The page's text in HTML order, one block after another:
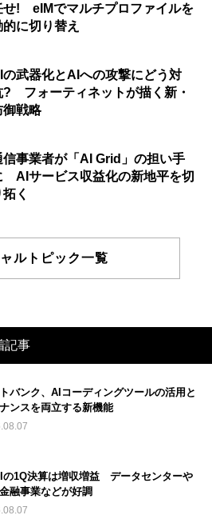
せ! eIMでマルチプロファイルを
的に切り替え
の武器化とAIへの攻撃にどう対
? フォーティネットが描く新・
御戦略
信事業者が「AI Grid」の担い手
AIサービス収益化の新地平を切
拓く
ルトピック一覧
記事
バンク、AIコーディングツールの活用と
ンスを両立する新機能
の1Q決算は増収増益 データセンターや
融事業などが好調